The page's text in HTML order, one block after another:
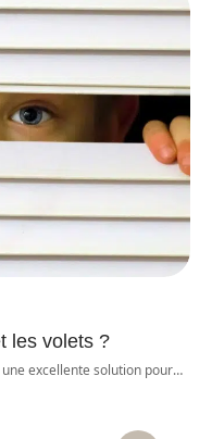
les volets ?
excellente solution pour…